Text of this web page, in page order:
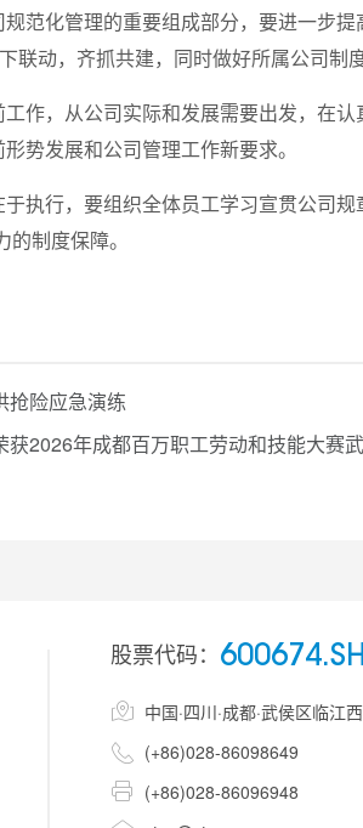
范化管理的重要组成部分，要进一步
联动，齐抓共建，同时做好所属公司制
作，从公司实际和发展需要出发，在
势发展和公司管理工作新要求。
执行，要组织全体员工学习宣贯公司
制度保障。
抢险应急演练
获2026年成都百万职工劳动和技能大赛
股票代码：
 中国·四川·成都·武侯区临江
 (+86)028-86098649
 (+86)028-86096948